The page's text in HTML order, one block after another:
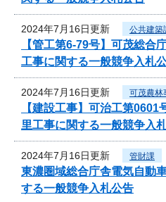
2024年7月16日更新 公共建築
【管工第6-79号】可茂総合
工事に関する一般競争入札
2024年7月16日更新 可茂農林
【建設工事】可治工第
里工事に関する一般競争入
2024年7月16日更新 管財課
東濃圏域総合庁舎電気自動
する一般競争入札公告